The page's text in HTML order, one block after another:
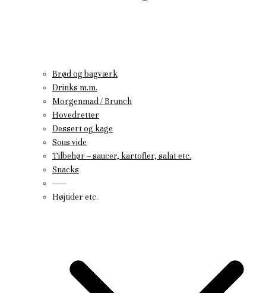
Brød og bagværk
Drinks m.m.
Morgenmad / Brunch
Hovedretter
Dessert og kage
Sous vide
Tilbehør – saucer, kartofler, salat etc.
Snacks
——
Højtider etc.